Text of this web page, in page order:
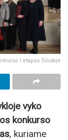
I etapas Šilutėje
vyko
konkurso
, kuriame